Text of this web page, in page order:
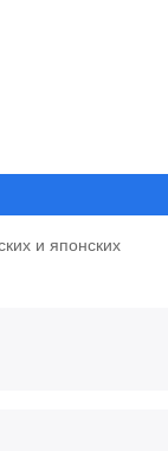
и японских